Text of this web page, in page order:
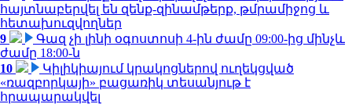
հայտնաբերվել են զենք-զինամթերք, թմրամիջոց և
հետախուզվողներ
9
Գազ չի լինի օգոստոսի 4-ին ժամը 09:00-ից մինչև
ժամը 18:00-ն
10
Կիլիկիայում կրակոցներով ուղեկցված
«ռազբորկայի» բացառիկ տեսանյութ է
հրապարակվել